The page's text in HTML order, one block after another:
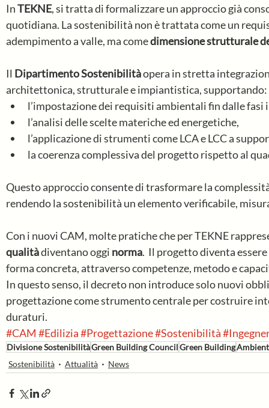
In TEKNE, si tratta di formalizzare un approccio già
quotidiana. La sostenibilità non è trattata come un
adempimento a valle, ma come dimensione strutturale
Il Dipartimento Sostenibilità opera in stretta
architettonica, strutturale e impiantistica, supportando:
l’impostazione dei requisiti ambientali fin dalle fasi
l’analisi delle scelte materiche ed energetiche,
l’applicazione di strumenti come LCA e LCC a
la coerenza complessiva del progetto rispetto al
Questo approccio consente di trasformare la
rendendo la sostenibilità un elemento verificabile,
Con i nuovi CAM, molte pratiche che per TEKNE
qualità diventano oggi norma.  Il progetto diventa
forma concreta, attraverso competenze, metodo e
In questo senso, il decreto non introduce solo nuovi
progettazione come strumento centrale per costruire
duraturi.
#CAM #Edilizia#Progettazione#Sostenibilità
Divisione SostenibilitàGreen Building CouncilGreen Building
Sostenibilità
Attualità News